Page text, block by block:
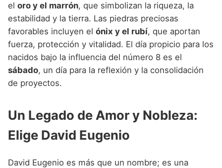
el oro y el marrón, que simbolizan la riqueza, la
estabilidad y la tierra. Las piedras preciosas
favorables incluyen el ónix y el rubí, que aportan
fuerza, protección y vitalidad. El día propicio para los
nacidos bajo la influencia del número 8 es el
sábado, un día para la reflexión y la consolidación
de proyectos.
Un Legado de Amor y Nobleza:
Elige David Eugenio
David Eugenio es más que un nombre; es una